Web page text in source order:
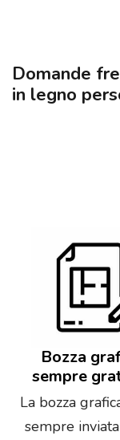
Domande
in legno
Bozza
sempre
La bozza
sempre